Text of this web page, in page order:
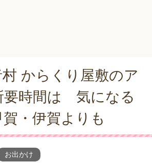
村 からくり屋敷のア
要時間は 気になる
・伊賀よりも
お出かけ